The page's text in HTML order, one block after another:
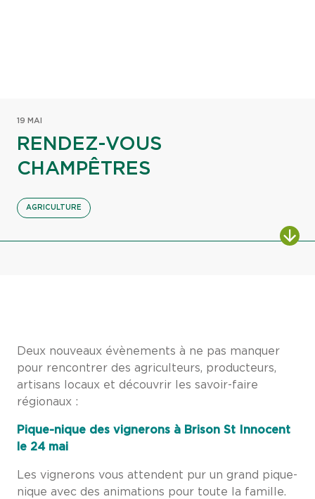
19 MAI
RENDEZ-VOUS
CHAMPÊTRES
AGRICULTURE
Deux nouveaux évènements à ne pas manquer
pour rencontrer des agriculteurs, producteurs,
artisans locaux et découvrir les savoir-faire
régionaux :
Pique-nique des vignerons à Brison St Innocent
e 24 mai
Les vignerons vous attendent pur un grand pique-
nique avec des animations pour toute la famille.